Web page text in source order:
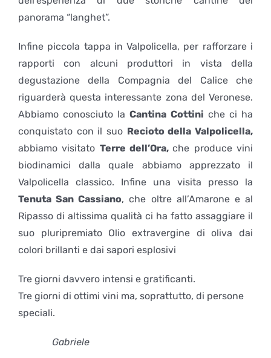
panorama “langhet”.
Infine piccola tappa in Valpolicella, per rafforzare i
rapporti con alcuni produttori in vista della
degustazione della Compagnia del Calice che
riguarderà questa interessante zona del Veronese.
Abbiamo conosciuto laCantina Cottini che ci ha
conquistato con il suo Recioto della Valpolicella,
abbiamo visitato Terre dell’Ora,che produce vini
biodinamici dalla quale abbiamo apprezzato il
Valpolicella classico. Infine una visita presso la
Tenuta San Cassiano, che oltre all’Amarone e al
Ripasso di altissima qualità ci ha fatto assaggiare il
suo pluripremiato Olio extravergine di oliva dai
colori brillanti e dai sapori esplosivi
Tre giorni davvero intensi e gratificanti.
Tre giorni di ottimi vini ma, soprattutto, di persone
speciali.
Gabriele